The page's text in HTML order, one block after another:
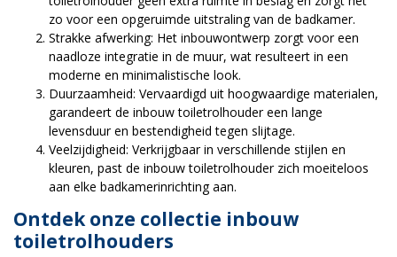
zo voor een opgeruimde uitstraling van de badkamer.
Strakke afwerking: Het inbouwontwerp zorgt voor een
naadloze integratie in de muur, wat resulteert in een
moderne en minimalistische look.
Duurzaamheid: Vervaardigd uit hoogwaardige materialen,
garandeert de inbouw toiletrolhouder een lange
levensduur en bestendigheid tegen slijtage.
Veelzijdigheid: Verkrijgbaar in verschillende stijlen en
kleuren, past de inbouw toiletrolhouder zich moeiteloos
aan elke badkamerinrichting aan.
Ontdek onze collectie inbouw
toiletrolhouders